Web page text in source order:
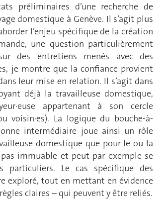
préliminaires d’une recherche de
domestique à Genève. Il s’agit plus
l’enjeu spécifique de la création
une question particulièrement
des entretiens menés avec des
je montre que la confiance provient
leur mise en relation. Il s’agit dans
déjà la travailleuse domestique,
appartenant à son cercle
voisin·es). La logique du bouche-à-
intermédiaire joue ainsi un rôle
domestique que pour le ou la
immuable et peut par exemple se
particuliers. Le cas spécifique des
exploré, tout en mettant en évidence
claires – qui peuvent y être reliés.